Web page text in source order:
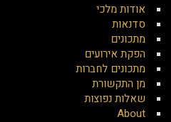
אודות מלכי
סדנאות
מתכונים
הפקת אירועים
מתכונים לחברות
מן התקשורת
שאלות נפוצות
About